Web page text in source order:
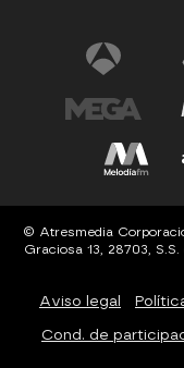
© Atresmedia
Graciosa 13, 28703,
Aviso legal
Cond. de